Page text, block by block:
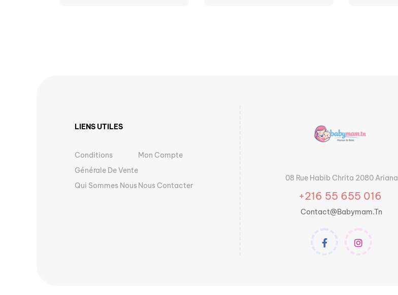
LIENS UTILES
Conditions
Générale De Vente
Mon Compte
Qui Sommes NousNous Contacter
08 Rue Habib Chrita 2080 Ariana
+216 55 655 016
Contact@babymam.tn